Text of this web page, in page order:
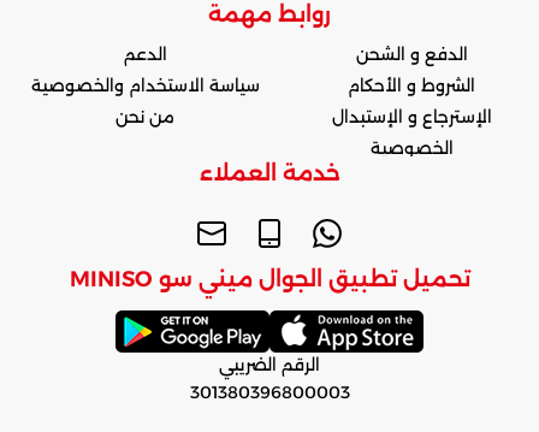
روابط مهمة
الدفع و الشحن
الشروط و الأحكام
الإسترجاع و الإستبدال
الخصوصية
الدعم
سياسة الاستخدام والخصوصية
من نحن
خدمة العملاء
تحميل تطبيق الجوال ميني سو MINISO
الرقم الضريبي
301380396800003